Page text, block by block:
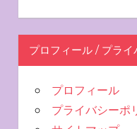
プロフィール / プラ
プロフィール
プライバシーポ